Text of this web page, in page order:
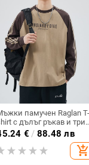
памучен Raglan T-
с дълъг ръкав и три
свободен крой, за
пролет и есен
€ / 88.48 лв
add_shopping_cart